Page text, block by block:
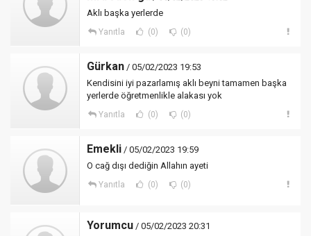
Aklı başka yerlerde
Yanıtla (0) (0)
Gürkan / 05/02/2023 19:53
Kendisini iyi pazarlamış aklı beyni tamamen başka
yerlerde öğretmenlikle alakası yok
Yanıtla (0) (0)
Emekli / 05/02/2023 19:59
O cağ dışı dediğin Allahın ayeti
Yanıtla (0) (0)
Yorumcu / 05/02/2023 20:31